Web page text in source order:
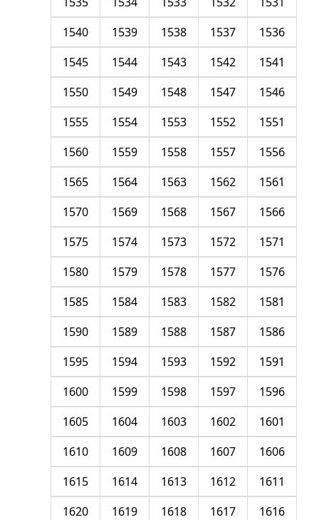
1536
1537
1538
1539
1540
1541
1542
1543
1544
1545
1546
1547
1548
1549
1550
1551
1552
1553
1554
1555
1556
1557
1558
1559
1560
1561
1562
1563
1564
1565
1566
1567
1568
1569
1570
1571
1572
1573
1574
1575
1576
1577
1578
1579
1580
1581
1582
1583
1584
1585
1586
1587
1588
1589
1590
1591
1592
1593
1594
1595
1596
1597
1598
1599
1600
1601
1602
1603
1604
1605
1606
1607
1608
1609
1610
1611
1612
1613
1614
1615
1616
1617
1618
1619
1620